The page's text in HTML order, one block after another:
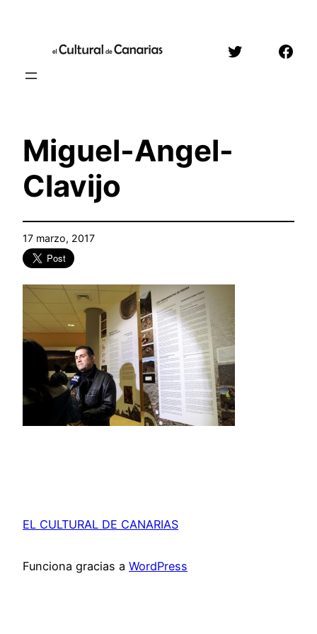
contenido
Twitter
Miguel-Angel-
Clavijo
17 marzo, 2017
EL CULTURAL DE CANARIAS
Funciona gracias a WordPress